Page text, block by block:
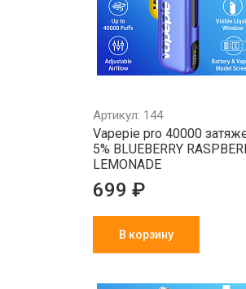
Артикул: 144
Vapepie pro 40000
5% BLUEBERRY
LEMONADE
699 ₽
В корзину